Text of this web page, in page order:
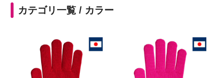
カテゴリ一覧 / カラー